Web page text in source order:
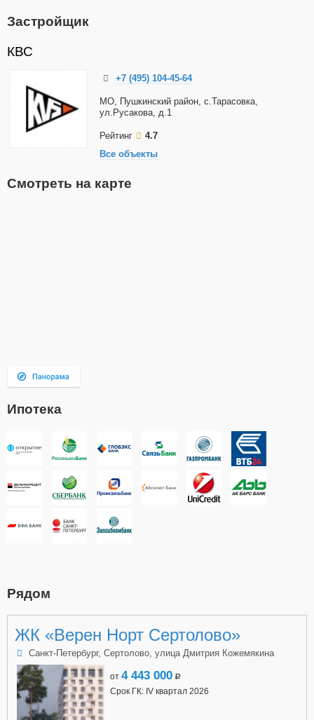
Застройщик
КВС
+7 (495) 104-45-64
МО, Пушкинский район, с.Тарасовка,
ул.Русакова, д.1
Рейтинг
4.7
Все объекты
Смотреть на карте
Ипотека
Рядом
ЖК «Верен Норт Сертолово»
Санкт-Петербург, Сертолово, улица Дмитрия Кожемякина
от 4 443 000 a
Срок ГК: IV квартал 2026